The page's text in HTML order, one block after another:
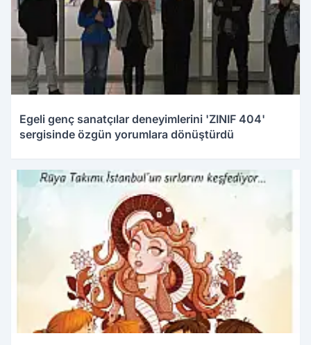
Egeli genç sanatçılar deneyimlerini 'ZINIF 404'
sergisinde özgün yorumlara dönüştürdü